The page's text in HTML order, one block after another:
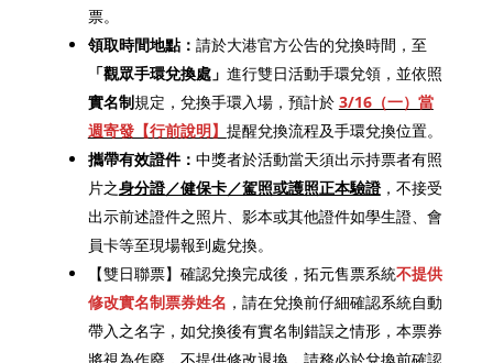
票。
領取時間地點： 請於大港官方公告的兌換時間，至
「觀眾手環兌換處」 進行雙日活動手環兌領，並依照
實名制規定，兌換手環入場，預計於 3/16（一）當
週寄發【行前說明】 提醒兌換流程及手環兌換位置。
攜帶有效證件： 中獎者於活動當天須出示持票者有照
片之身分證／健保卡／駕照或護照正本驗證，不接受
出示前述證件之照片、影本或其他證件如學生證、會
員卡等至現場報到處兌換。
【雙日聯票】確認兌換完成後，拓元售票系統不提供
修改實名制票券姓名 ，請在兌換前仔細確認系統自動
帶入之名字，如兌換後有實名制錯誤之情形，本票券